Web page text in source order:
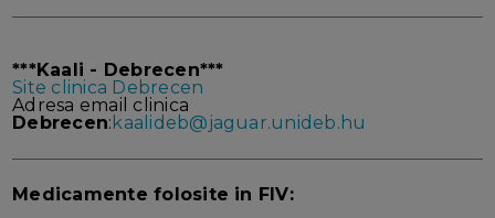
***Kaali - Debrecen***
Site clinica Debrecen
Adresa email clinica
Debrecen: kaalideb@jaguar.unideb.hu
Medicamente folosite in FIV: